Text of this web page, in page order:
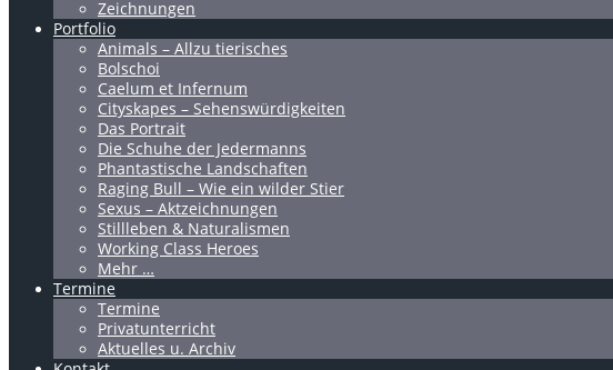
Zeichnungen
Portfolio
Animals – Allzu tierisches
Bolschoi
Caelum et Infernum
Cityskapes – Sehenswürdigkeiten
Das Portrait
Die Schuhe der Jedermanns
Phantastische Landschaften
Raging Bull – Wie ein wilder Stier
Sexus – Aktzeichnungen
Stillleben & Naturalismen
Working Class Heroes
Mehr …
Termine
Termine
Privatunterricht
Aktuelles u. Archiv